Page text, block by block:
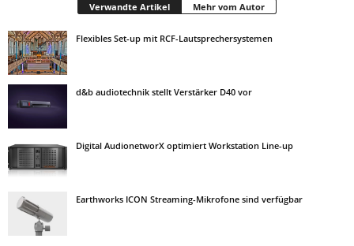
Verwandte Artikel Mehr vom Autor
Flexibles Set-up mit RCF-Lautsprechersystemen
d&b audiotechnik stellt Verstärker D40 vor
Digital AudionetworX optimiert Workstation Line-up
Earthworks ICON Streaming-Mikrofone sind verfügbar